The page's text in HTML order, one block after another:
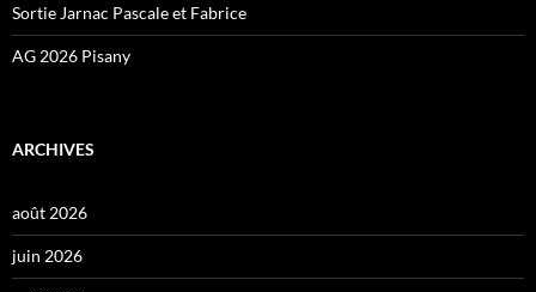
Sortie Jarnac Pascale et Fabrice
AG 2026 Pisany
ARCHIVES
août 2026
juin 2026